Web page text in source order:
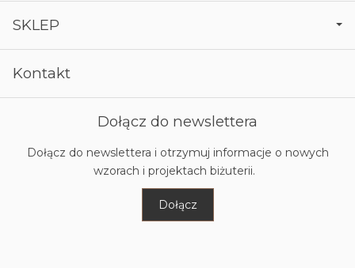
SKLEP
Kontakt
Dołącz do newslettera
Dołącz do newslettera i otrzymuj informacje o nowych
wzorach i projektach biżuterii.
Dołącz